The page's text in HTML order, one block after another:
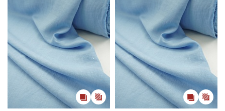
Секретная рассылка от Купава